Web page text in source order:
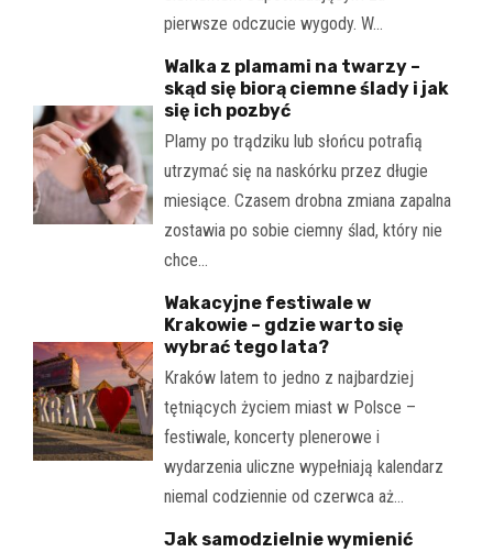
pierwsze odczucie wygody. W…
Walka z plamami na twarzy –
skąd się biorą ciemne ślady i jak
się ich pozbyć
Plamy po trądziku lub słońcu potrafią
utrzymać się na naskórku przez długie
miesiące. Czasem drobna zmiana zapalna
zostawia po sobie ciemny ślad, który nie
chce…
Wakacyjne festiwale w
Krakowie – gdzie warto się
wybrać tego lata?
Kraków latem to jedno z najbardziej
tętniących życiem miast w Polsce –
festiwale, koncerty plenerowe i
wydarzenia uliczne wypełniają kalendarz
niemal codziennie od czerwca aż…
Jak samodzielnie wymienić